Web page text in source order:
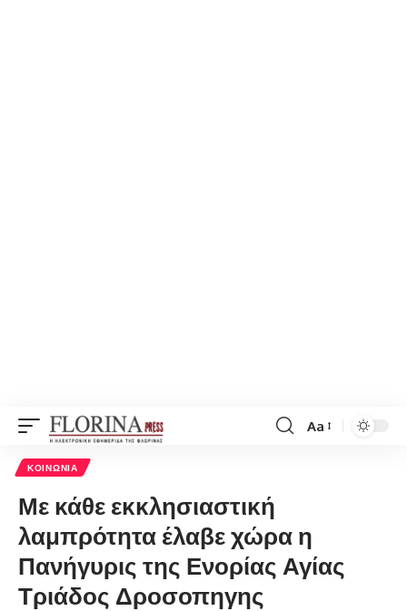
Font
Aa
ΚΟΙΝΩΝΊΑ
Με κάθε εκκλησιαστική
λαμπρότητα έλαβε χώρα η
Πανήγυρις της Ενορίας Αγίας
Τριάδος Δροσοπηγης